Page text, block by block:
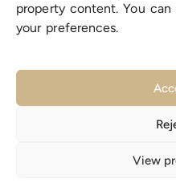
property content. You
your preferences.
View
Legal
Designed with